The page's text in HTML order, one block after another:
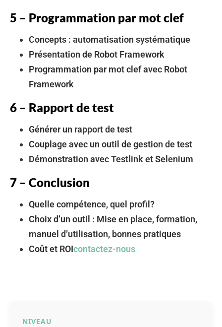
5 – Programmation par mot clef
Concepts : automatisation systématique
Présentation de Robot Framework
Programmation par mot clef avec Robot
Framework
6 – Rapport de test
Générer un rapport de test
Couplage avec un outil de gestion de test
Démonstration avec Testlink et Selenium
7 – Conclusion
Quelle compétence, quel profil?
Choix d’un outil : Mise en place, formation,
manuel d’utilisation, bonnes pratiques
Coût et ROIcontactez-nous
NIVEAU